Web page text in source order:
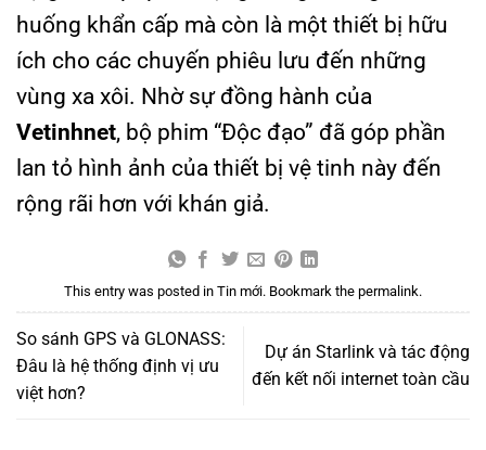
huống khẩn cấp mà còn là một thiết bị hữu
ích cho các chuyến phiêu lưu đến những
vùng xa xôi. Nhờ sự đồng hành của
Vetinhnet, bộ phim “Độc đạo” đã góp phần
lan tỏ hình ảnh của thiết bị vệ tinh này đến
rộng rãi hơn với khán giả.
This entry was posted in Tin mới. Bookmark the permalink.
So sánh GPS và GLONASS:
Đâu là hệ thống định vị ưu
việt hơn?
Dự án Starlink và tác động
đến kết nối internet toàn cầu